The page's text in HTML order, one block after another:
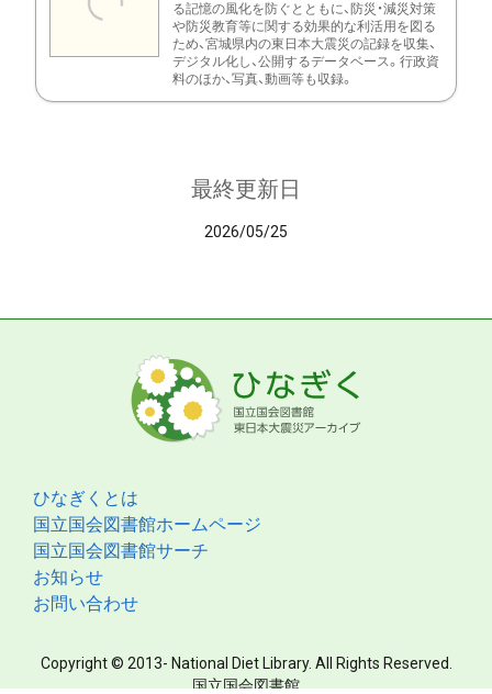
る記憶の風化を防ぐとともに、防災・減災対策
や防災教育等に関する効果的な利活用を図る
ため、宮城県内の東日本大震災の記録を収集、
デジタル化し、公開するデータベース。行政資
料のほか、写真、動画等も収録。
最終更新日
2026/05/25
ひなぎくとは
国立国会図書館ホームページ
国立国会図書館サーチ
お知らせ
お問い合わせ
Copyright © 2013- National Diet Library. All Rights Reserved.